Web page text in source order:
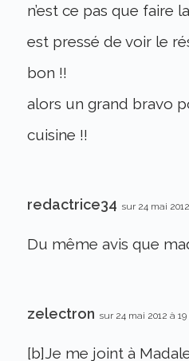
n’est ce pas que faire
est pressé de voir le
bon !!
alors un grand bravo
cuisine !!
redactrice34 sur 24 mai
Du même avis que
zelectron sur 24 mai 2012 à
[b]Je me joint à